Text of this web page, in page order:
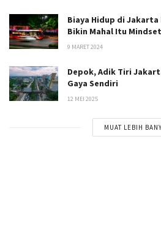
Biaya Hidup di
Bikin Mahal Itu
9 MARET 2024
Depok, Adik Tiri
Gaya Sendiri
12 MEI 2025
MUAT LEBIH